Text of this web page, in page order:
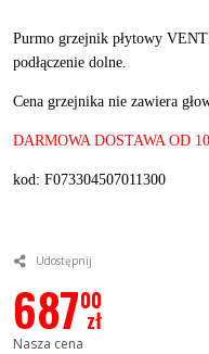
Purmo grzejnik płytowy
podłączenie dolne.
Cena grzejnika nie zawiera
DARMOWA DOSTAWA OD
kod: F073304507011300
Udostępnij
68700
zł
Nasza cena